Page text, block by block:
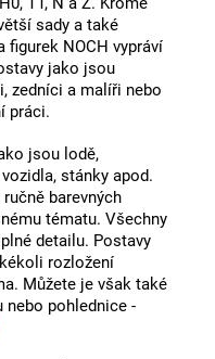
sady a také
figurek NOCH vypráví
jako jsou
zedníci a malíři nebo
práci.
jsou lodě,
stánky apod.
barevných
tématu. Všechny
detailu. Postavy
rozložení
Můžete je však také
nebo pohlednice -